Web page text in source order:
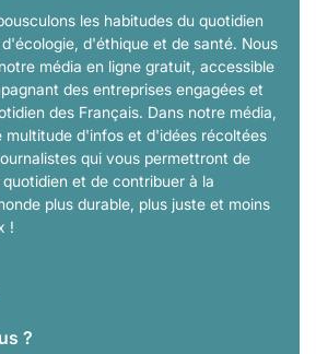
les habitudes du quotidien
d'éthique et de santé. Nous
média en ligne gratuit, accessible
des entreprises engagées et
des Français. Dans notre média,
multitude d'infos et d'idées récoltées
qui vous permettront de
et de contribuer à la
plus durable, plus juste et moins
!
?